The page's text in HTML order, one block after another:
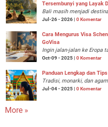
Tersembunyi yang Layak
Bali masih menjadi
Jul-26 - 2026 | 0 Komentar
Cara Mengurus Visa
GoVisa
Ingin jalan-jalan ke Eropa
Oct-09 - 2025 | 0 Komentar
Panduan Lengkap dan
Tradisi, monarki, dan
Jul-04 - 2025 | 0 Komentar
More »